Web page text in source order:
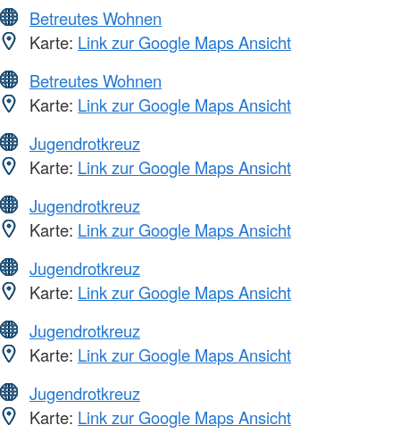
Betreutes Wohnen
Karte: Link zur Google Maps Ansicht
Betreutes Wohnen
Karte: Link zur Google Maps Ansicht
Jugendrotkreuz
Karte: Link zur Google Maps Ansicht
Jugendrotkreuz
Karte: Link zur Google Maps Ansicht
Jugendrotkreuz
Karte: Link zur Google Maps Ansicht
Jugendrotkreuz
Karte: Link zur Google Maps Ansicht
Jugendrotkreuz
Karte: Link zur Google Maps Ansicht